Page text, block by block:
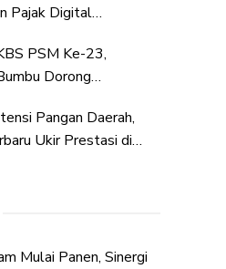
Pajak Digital
PSM Ke-23,
Dorong
Pangan Daerah,
Ukir Prestasi di
Mulai Panen, Sinergi